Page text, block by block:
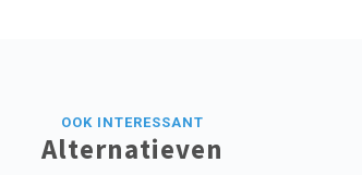
OOK INTERESSANT
Alternatieven